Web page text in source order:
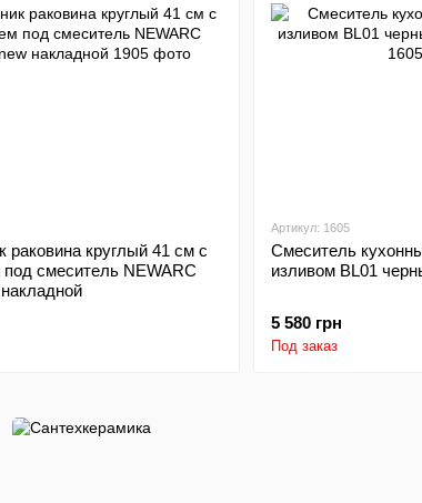
раковина круглый 41 см с
под смеситель NEWARC
Артикул: 1605
Смеситель
изливом BL01
5 580 грн
Под заказ